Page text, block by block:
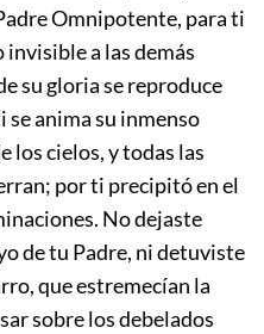
Omnipotente, para ti
a las demás
su gloria se reproduce
anima su inmenso
los cielos, y todas las
por ti precipitó en el
No dejaste
de tu Padre, ni detuviste
que estremecían la
sobre los debelados